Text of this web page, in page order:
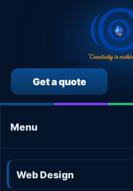
Get a quote
Menu
Web Design
CALCULEAZĂ SINGUR
Calculator preț Marketing online